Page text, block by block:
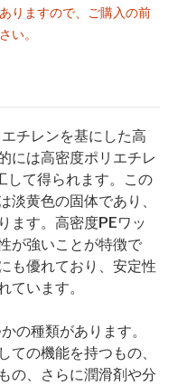
りますので、ご購入の前
い。
チレンを基にした高
には高密度ポリエチレ
して得られます。この
淡黄色の固体であり、
ます。高密度PEワッ
が強いことが特徴で
も優れており、安定性
ています。
の種類があります。
ての機能を持つもの、
の、さらに潤滑剤や分